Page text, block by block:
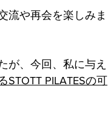
流や再会を楽しみま
が、今回、私に与え
STOTT PILATESの可